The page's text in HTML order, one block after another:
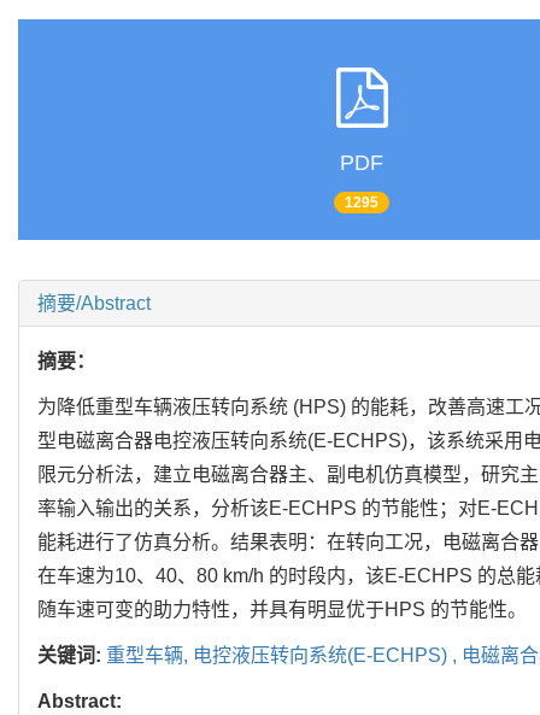
PDF
1295
摘要/Abstract
摘要：
为降低重型车辆液压转向系统 (HPS) 的能耗，改善高速工
型电磁离合器电控液压转向系统(E-ECHPS)，该系统采用
限元分析法，建立电磁离合器主、副电机仿真模型，研究
率输入输出的关系，分析该E-ECHPS 的节能性；对E-
能耗进行了仿真分析。结果表明：在转向工况，电磁离合
在车速为10、40、80 km/h 的时段内，该E-ECHPS 的总
随车速可变的助力特性，并具有明显优于HPS 的节能性。
关键词: 重型车辆, 电控液压转向系统(E-ECHPS) , 电磁离
Abstract: